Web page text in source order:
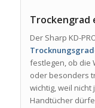
Trockengrad
Der Sharp KD-
festlegen, ob die
oder besonders
wichtig, weil nicht
Handtücher